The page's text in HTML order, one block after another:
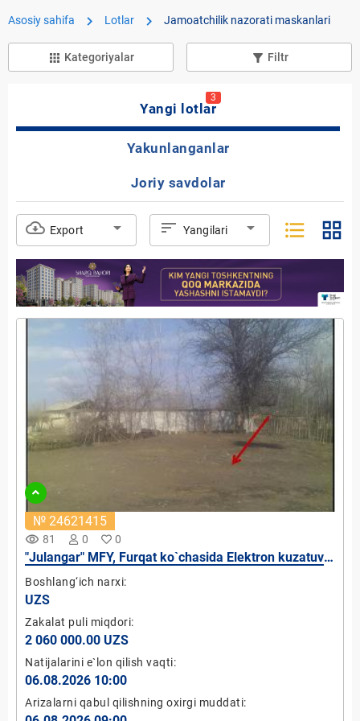
Asosiy sahifa chevron_right Lotlar chevron_right Jamoatchilik nazorati maskanlari
apps Kategoriyalar filter_list_alt Filtr
Yangi lotlar
3
Yakunlanganlar
Joriy savdolar
cloud_download Export arrow_drop_down sort Yangilari arrow_drop_down format_list_bulleted grid_view
remove_red_eye 81 0 0
№ 24621415
"Julangar" MFY, Furqat ko`chasida Elektron kuzatuv
maskani faoliyatini tashkil etish uchun bo`sh yer
maydoni (ijaraga)
Boshlang‘ich narxi:
UZS
Zakalat puli miqdori:
2 060 000.00 UZS
Natijalarini e`lon qilish vaqti:
06.08.2026 10:00
Arizalarni qabul qilishning oxirgi muddati: